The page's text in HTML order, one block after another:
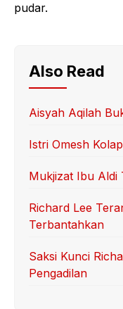
pudar.
Also Read
Aisyah Aqilah
Istri Omesh
Mukjizat Ibu Aldi
Richard Lee
Terbantahkan
Saksi Kunci
Pengadilan